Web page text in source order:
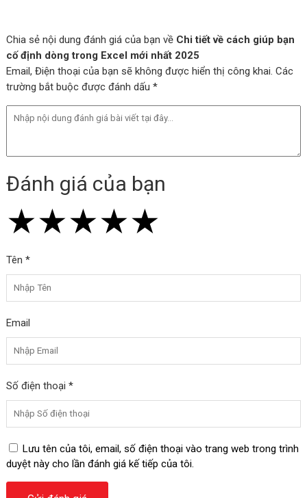
Chia sẻ nội dung đánh giá của bạn về Chi tiết về cách giúp bạn
cố định dòng trong Excel mới nhất 2025
Email, Điện thoại của bạn sẽ không được hiển thị công khai. Các
trường bắt buộc được đánh dấu *
Đánh giá của bạn
★
★★
★★★
★★★★
★★★★★
Tên *
Email
Số điện thoại *
Lưu tên của tôi, email, số điện thoại vào trang web trong trình
duyệt này cho lần đánh giá kế tiếp của tôi.